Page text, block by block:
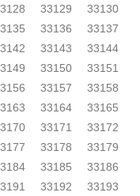
33129
33130
33136
33137
33143
33144
33150
33151
33157
33158
33164
33165
33171
33172
33178
33179
33185
33186
33192 33193